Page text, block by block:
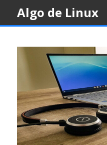
content
Algo de Linux